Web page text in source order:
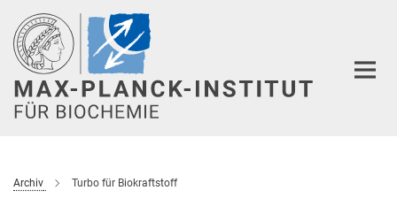
Hauptinhalt
Archiv Turbo für Biokraftstoff